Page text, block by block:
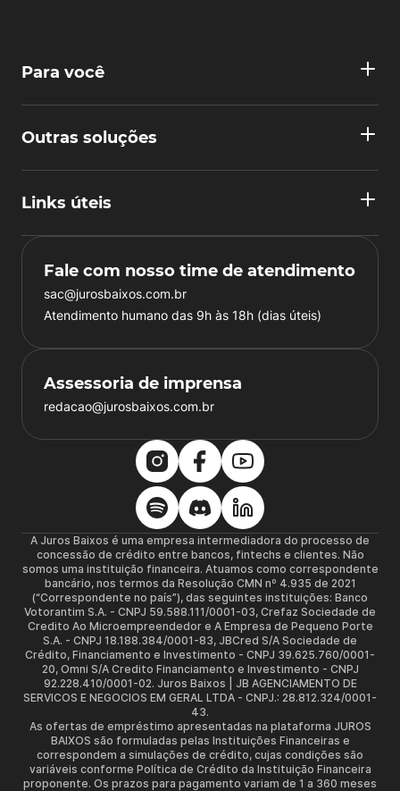
Para você
Outras soluções
Links úteis
Fale com nosso time de atendimento
sac@jurosbaixos.com.br
Atendimento humano das 9h às 18h (dias úteis)
Assessoria de imprensa
redacao@jurosbaixos.com.br
A Juros Baixos é uma empresa intermediadora do processo de
concessão de crédito entre bancos, fintechs e clientes. Não
somos uma instituição financeira. Atuamos como correspondente
bancário, nos termos da Resolução CMN nº 4.935 de 2021
(“Correspondente no país”), das seguintes instituições: Banco
Votorantim S.A. - CNPJ 59.588.111/0001-03, Crefaz Sociedade de
Credito Ao Microempreendedor e A Empresa de Pequeno Porte
S.A. - CNPJ 18.188.384/0001-83, JBCred S/A Sociedade de
Crédito, Financiamento e Investimento - CNPJ 39.625.760/0001-
20, Omni S/A Credito Financiamento e Investimento - CNPJ
92.228.410/0001-02. Juros Baixos | JB AGENCIAMENTO DE
SERVICOS E NEGOCIOS EM GERAL LTDA - CNPJ.: 28.812.324/0001-
43.
As ofertas de empréstimo apresentadas na plataforma JUROS
BAIXOS são formuladas pelas Instituições Financeiras e
correspondem a simulações de crédito, cujas condições são
variáveis conforme Política de Crédito da Instituição Financeira
proponente. Os prazos para pagamento variam de 1 a 360 meses